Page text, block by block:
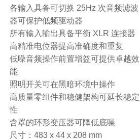
各输入具备可切换 25Hz 次音频滤波
器可保护低频驱动器
所有输入输出具备平衡 XLR 连接器
高精准电位器提高准确度和重复
低噪音频操作前置增益可提供卓越效
能
照明开关可在黑暗环境中操作
高质量零组件和稳健架构可延长稳定
性
含罩的环形变压器可降低底噪
尺寸：483 x 44 x 208 mm